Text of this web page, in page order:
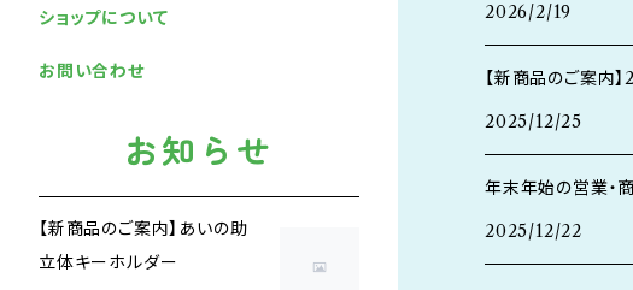
2026/2/19
【新商品のご案内
2025/12/25
年末年始の営業・
2025/12/22
ショップについて
お問い合わせ
お知らせ
【新商品のご案内】あいの助
立体キーホルダー